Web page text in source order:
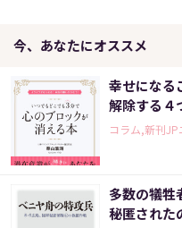
今、あなたにオススメ
幸せになる
解除する４
コラム,新刊JP
多数の犠牲
秘匿された